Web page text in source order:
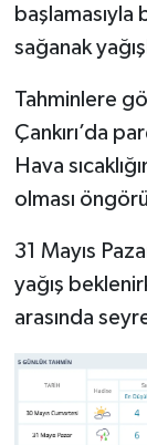
sağanak
Tahminlere
Çankırı’da
Hava
olması
31 Mayıs
yağış
arasında